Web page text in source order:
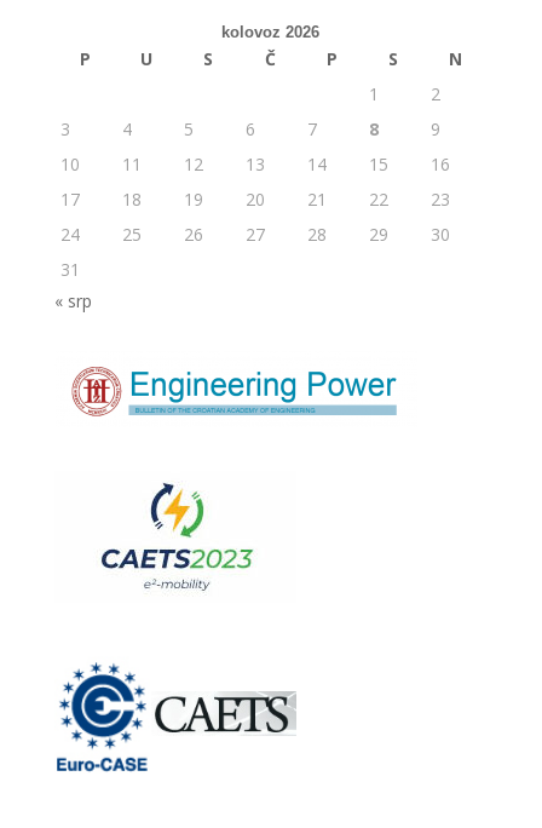
kolovoz 2026
P U S Č P S
N
1
2
3
4 5 6 7 8
9
10
11 12 13 14 15
16
17
18 19 20 21 22
23
24
25 26 27 28 29
30
31
« srp